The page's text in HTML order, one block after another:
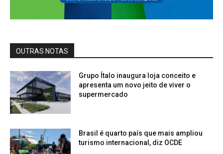
OUTRAS NOTAS
Grupo Ítalo inaugura loja conceito e
apresenta um novo jeito de viver o
supermercado
Brasil é quarto país que mais ampliou
turismo internacional, diz OCDE